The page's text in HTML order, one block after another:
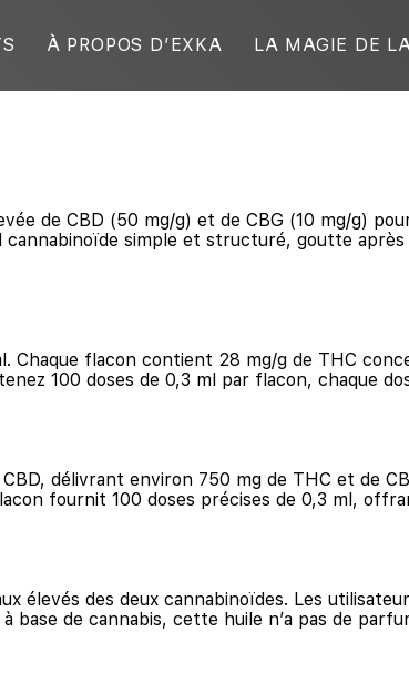
À PROPOS D’EXKA LA MAGIE DE
de CBD (50 mg/g) et de CBG (10 mg/g)
simple et structuré, goutte
Chaque flacon contient 28 mg/g de THC
100 doses de 0,3 ml par flacon, chaque
délivrant environ 750 mg de THC et de
fournit 100 doses précises de 0,3 ml,
élevés des deux cannabinoïdes. Les
base de cannabis, cette huile n’a pas de